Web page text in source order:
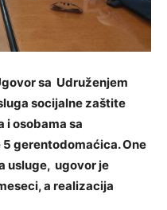
sa Udruženjem
socijalne zaštite
i osobama sa
gerentodomaćica. One
usluge, ugovor je
a realizacija